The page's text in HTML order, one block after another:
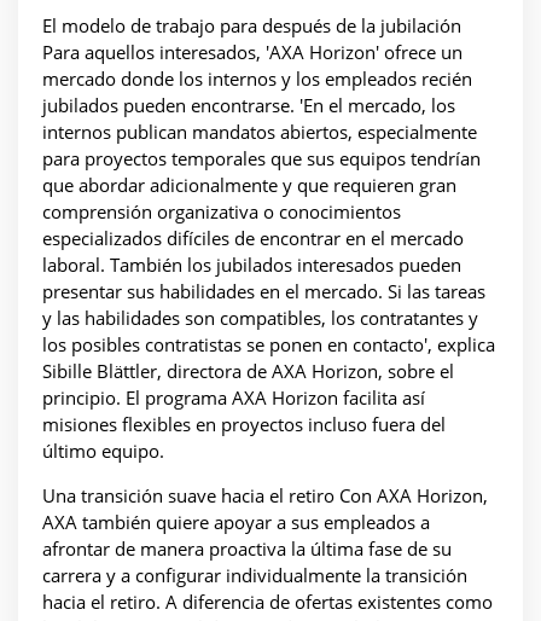
El modelo de trabajo para después de la jubilación
Para aquellos interesados, 'AXA Horizon' ofrece un
mercado donde los internos y los empleados recién
jubilados pueden encontrarse. 'En el mercado, los
internos publican mandatos abiertos, especialmente
para proyectos temporales que sus equipos tendrían
que abordar adicionalmente y que requieren gran
comprensión organizativa o conocimientos
especializados difíciles de encontrar en el mercado
laboral. También los jubilados interesados pueden
presentar sus habilidades en el mercado. Si las tareas
y las habilidades son compatibles, los contratantes y
los posibles contratistas se ponen en contacto', explica
Sibille Blättler, directora de AXA Horizon, sobre el
principio. El programa AXA Horizon facilita así
misiones flexibles en proyectos incluso fuera del
último equipo.
Una transición suave hacia el retiro Con AXA Horizon,
AXA también quiere apoyar a sus empleados a
afrontar de manera proactiva la última fase de su
carrera y a configurar individualmente la transición
hacia el retiro. A diferencia de ofertas existentes como